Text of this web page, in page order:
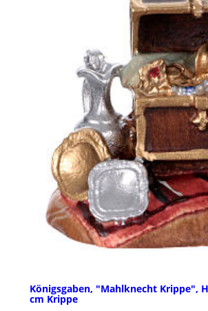
Königsgaben, "Mahlknecht Krippe",
cm Krippe